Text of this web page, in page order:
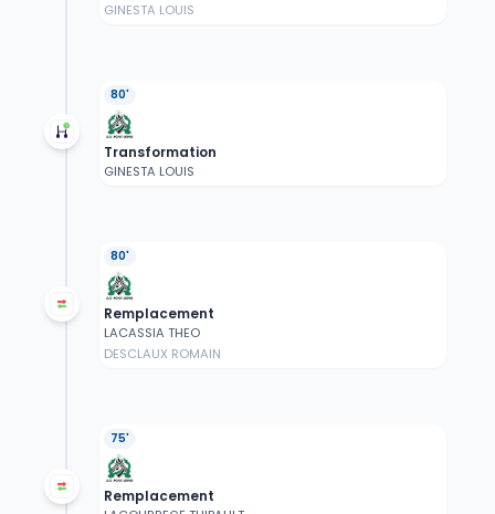
GINESTA LOUIS
80'
Transformation
GINESTA LOUIS
80'
Remplacement
LACASSIA THEO
DESCLAUX ROMAIN
75'
Remplacement